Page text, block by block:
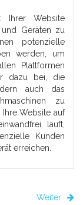
Ihrer Website
Geräten zu
potenzielle
werden, um
Plattformen
dazu bei, die
auch das
zu
Website auf
läuft,
Kunden
erreichen.
Weiter